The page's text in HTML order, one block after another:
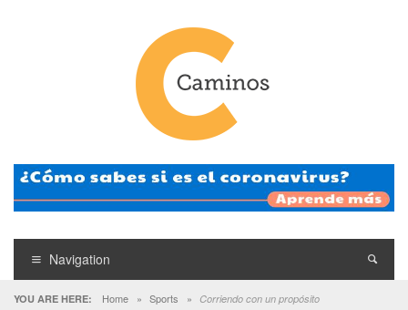
Navigation
YOU ARE HERE: Home » Sports » Corriendo con un propósito